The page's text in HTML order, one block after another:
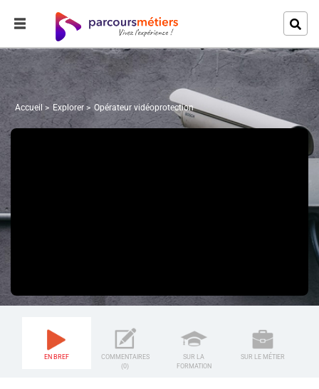
Accueil Explorer Opérateur vidéoprotection
EN BREF
COMMENTAIRES
(0)
SUR LA
FORMATION
SUR LE MÉTIER